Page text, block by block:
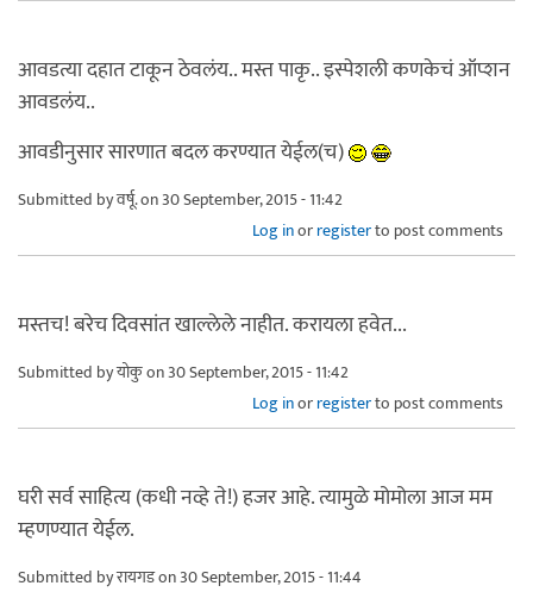
आवडत्या दहात टाकून ठेवलंय.. मस्त पाकृ.. इस्पेशली कणकेचं ऑप्शन
आवडलंय..
आवडीनुसार सारणात बदल करण्यात येईल(च)
Submitted byवर्षू.on 30 September, 2015 - 11:42
Log inorregisterto post comments
मस्तच! बरेच दिवसांत खाल्लेले नाहीत. करायला हवेत...
Submitted byयोकुon 30 September, 2015 - 11:42
Log inorregisterto post comments
घरी सर्व साहित्य (कधी नव्हे ते!) हजर आहे. त्यामुळे मोमोला आज मम
म्हणण्यात येईल.
Submitted byरायगडon 30 September, 2015 - 11:44